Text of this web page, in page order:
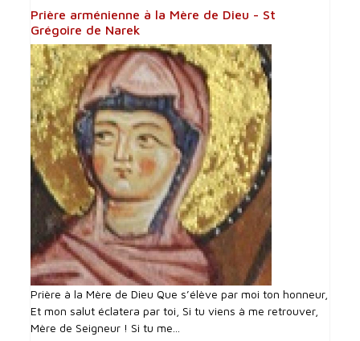
Prière arménienne à la Mère de Dieu - St
Grégoire de Narek
Prière à la Mère de Dieu Que s’élève par moi ton honneur,
Et mon salut éclatera par toi, Si tu viens à me retrouver,
Mère de Seigneur ! Si tu me...